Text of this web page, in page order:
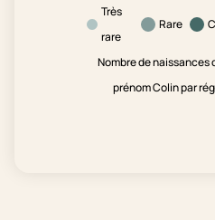
Très
rare
Rare
Nombre de naissances
prénom Colin par